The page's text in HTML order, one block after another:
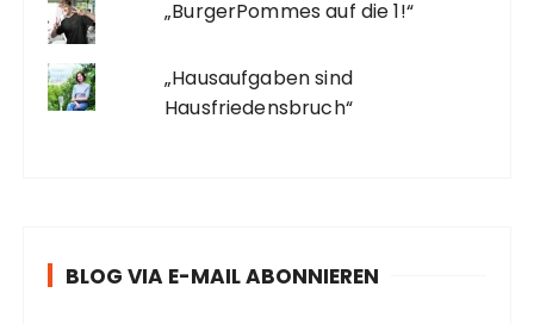
„BurgerPommes auf die 1!“
„Hausaufgaben sind
Hausfriedensbruch“
BLOG VIA E-MAIL ABONNIEREN